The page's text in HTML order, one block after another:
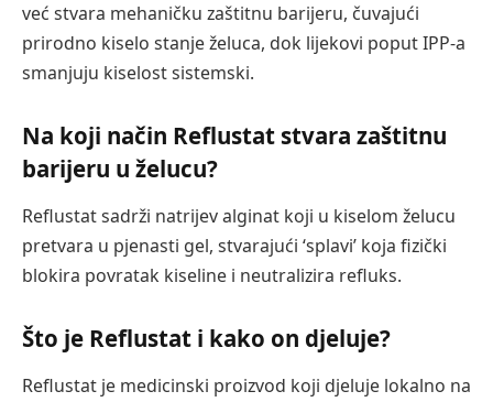
već stvara mehaničku zaštitnu barijeru, čuvajući
prirodno kiselo stanje želuca, dok lijekovi poput IPP-a
smanjuju kiselost sistemski.
Na koji način Reflustat stvara zaštitnu
barijeru u želucu?
Reflustat sadrži natrijev alginat koji u kiselom želucu
pretvara u pjenasti gel, stvarajući ‘splavi’ koja fizički
blokira povratak kiseline i neutralizira refluks.
Što je Reflustat i kako on djeluje?
Reflustat je medicinski proizvod koji djeluje lokalno na